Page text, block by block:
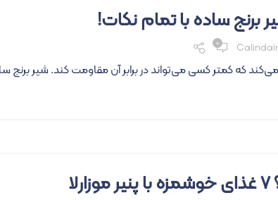
برنج ساده با تمام نکات!
۰
که کمتر کسی می‌تواند در برابر آن مقاومت کند. شیر برنج